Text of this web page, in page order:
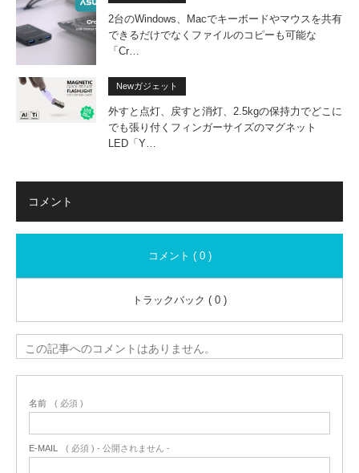
2台のWindows、Macでキーボードやマウスを共有
できるだけでなくファイルのコピーも可能な
「Cr…
Newガジェット
外すと点灯、戻すと消灯、2.5kgの保持力でどこに
でも張り付くフィンガーサイズのマグネット
LED「Y…
コメント
コメント ( 0 )
トラックバック ( 0 )
この記事へのコメントはありません。
名前 ( 必須 )
E-MAIL ( 必須 ) - 公開されません -